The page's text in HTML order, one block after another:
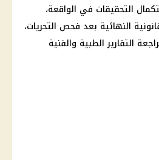
التحقيقات في الواقعة،
النهائية بعد فحص التحريات،
التقارير الطبية والفنية